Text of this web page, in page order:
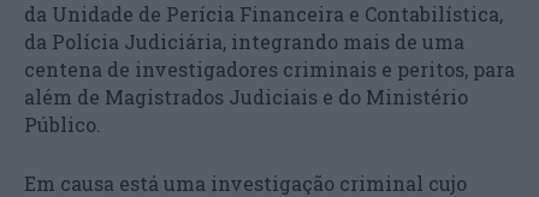
da Unidade de Perícia Financeira e Contabilística,
da Polícia Judiciária, integrando mais de uma
centena de investigadores criminais e peritos, para
além de Magistrados Judiciais e do Ministério
Público.
Em causa está uma investigação criminal cujo